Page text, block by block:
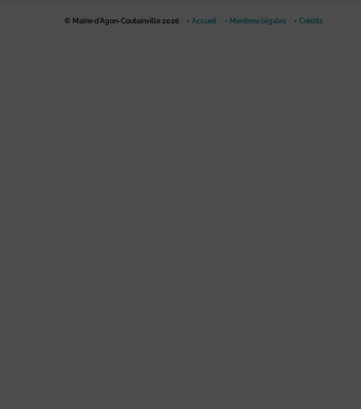
© Mairie d'Agon-Coutainville 2026 Accueil Mentions légales Crédits